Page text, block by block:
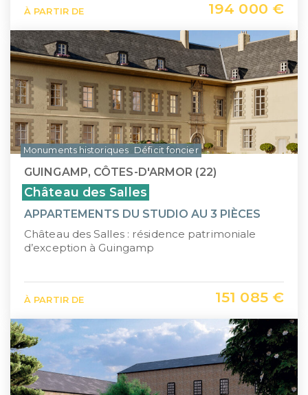
À PARTIR DE 194 000 €
GUINGAMP, CÔTES-D'ARMOR (22)
Château des Salles
APPARTEMENTS DU STUDIO AU 3 PIÈCES
Château des Salles : résidence patrimoniale
d’exception à Guingamp
À PARTIR DE 151 085 €
Monuments historiques Déficit foncier